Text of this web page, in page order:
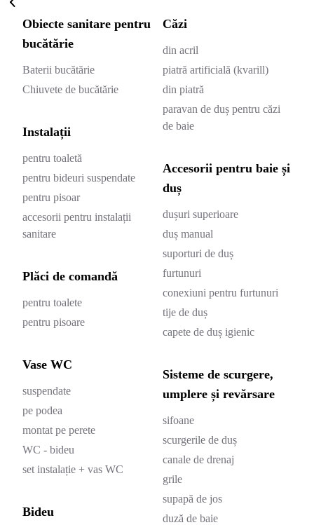
Obiecte sanitare pentru
bucătărie
Baterii bucătărie
Chiuvete de bucătărie
Instalații
pentru toaletă
pentru bideuri suspendate
pentru pisoar
accesorii pentru instalații
sanitare
Plăci de comandă
pentru toalete
pentru pisoare
Vase WC
suspendate
pe podea
montat pe perete
WC - bideu
set instalație + vas WC
Bideu
Căzi
din acril
piatră artificială (kvarill)
din piatră
paravan de duș pentru căzi
de baie
Accesorii pentru baie și
duș
dușuri superioare
duș manual
suporturi de duș
furtunuri
conexiuni pentru furtunuri
tije de duș
capete de duș igienic
Sisteme de scurgere,
umplere și revărsare
sifoane
scurgerile de duș
canale de drenaj
grile
supapă de jos
duză de baie